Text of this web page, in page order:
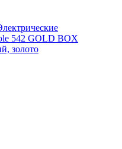
542 GOLD BOX
золото